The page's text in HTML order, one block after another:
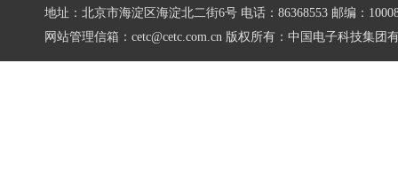
地址：北京市海淀区海淀北二街6号 电话：86368553 邮编：
网站管理信箱：cetc@cetc.com.cn 版权所有：中国电子科技集团